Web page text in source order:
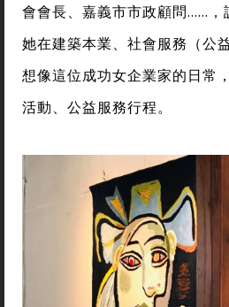
會會長、嘉義市市政顧問……，
她在建築本業、社會服務（公
想像這位成功女企業家的日常
活動、公益服務行程。